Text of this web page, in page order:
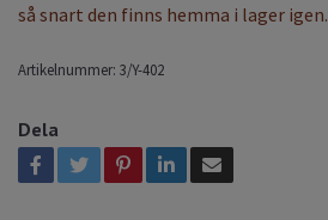
så snart den finns hemma i lager igen.
Artikelnummer: 3/Y-402
Dela